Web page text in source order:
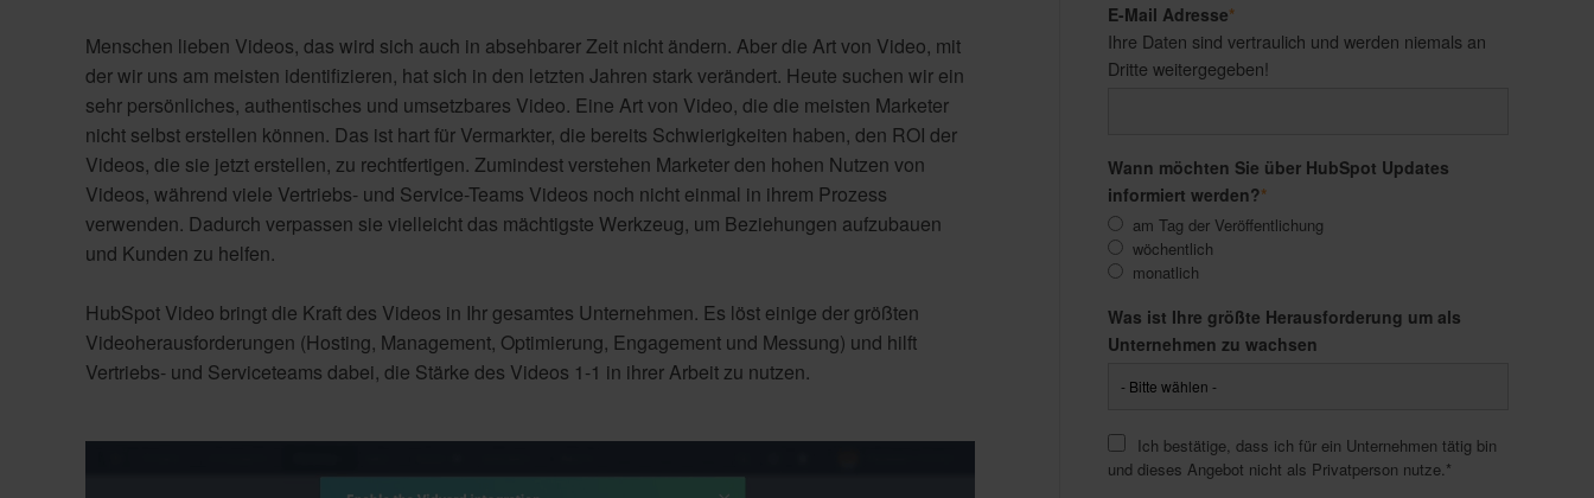
Menschen lieben Videos, das wird sich auch in absehbarer Zeit nicht ändern. Aber die Art von Video, mit
der wir uns am meisten identifizieren, hat sich in den letzten Jahren stark verändert. Heute suchen wir ein
sehr persönliches, authentisches und umsetzbares Video. Eine Art von Video, die die meisten Marketer
nicht selbst erstellen können. Das ist hart für Vermarkter, die bereits Schwierigkeiten haben, den ROI der
Videos, die sie jetzt erstellen, zu rechtfertigen. Zumindest verstehen Marketer den hohen Nutzen von
Videos, während viele Vertriebs- und Service-Teams Videos noch nicht einmal in ihrem Prozess
verwenden. Dadurch verpassen sie vielleicht das mächtigste Werkzeug, um Beziehungen aufzubauen
und Kunden zu helfen.
HubSpot Video bringt die Kraft des Videos in Ihr gesamtes Unternehmen. Es löst einige der größten
Videoherausforderungen (Hosting, Management, Optimierung, Engagement und Messung) und hilft
Vertriebs- und Serviceteams dabei, die Stärke des Videos 1-1 in ihrer Arbeit zu nutzen.
E-Mail Adresse*
Ihre Daten sind vertraulich und werden niemals an
Dritte weitergegeben!
Wann möchten Sie über HubSpot Updates
informiert werden?*
am Tag der Veröffentlichung
wöchentlich
monatlich
Was ist Ihre größte Herausforderung um als
Unternehmen zu wachsen
Ich bestätige, dass ich für ein Unternehmen tätig bin
und dieses Angebot nicht als Privatperson nutze. *